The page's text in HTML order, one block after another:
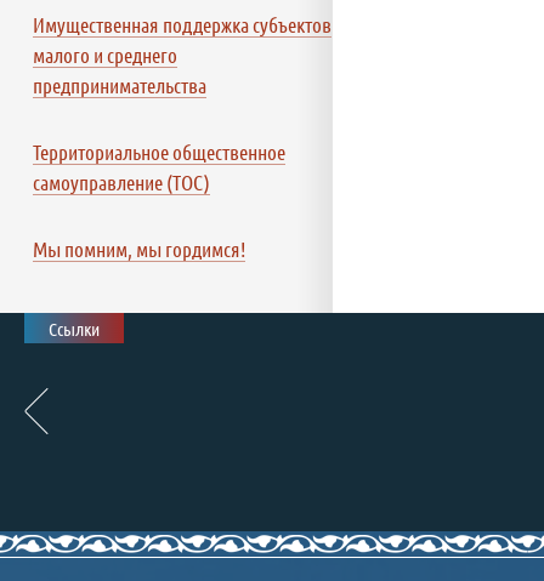
Имущественная поддержка субъектов
малого и среднего
предпринимательства
Территориальное общественное
самоуправление (ТОС)
Мы помним, мы гордимся!
Ссылки